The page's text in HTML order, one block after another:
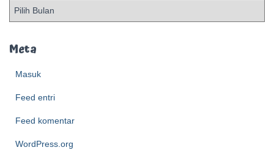
h
Meta
Masuk
Feed entri
Feed komentar
WordPress.org